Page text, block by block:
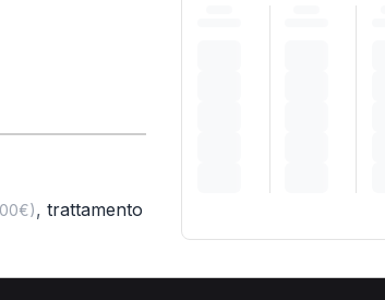
, trattamento